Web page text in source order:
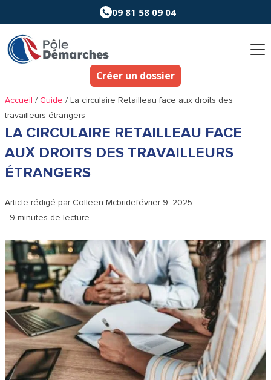
au
contenu
09 81 58 09 04
Créer un dossier
Accueil /Guide /La circulaire Retailleau face aux droits des
travailleurs étrangers
LA CIRCULAIRE RETAILLEAU FACE
AUX DROITS DES TRAVAILLEURS
ÉTRANGERS
Article rédigé par Colleen Mcbridefévrier 9, 2025
- 9 minutes de lecture